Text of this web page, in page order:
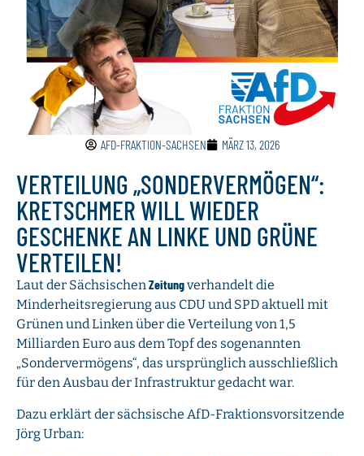
AFD-FRAKTION-SACHSEN MÄRZ 13, 2026
VERTEILUNG „SONDERVERMÖGEN“:
KRETSCHMER WILL WIEDER
GESCHENKE AN LINKE UND GRÜNE
VERTEILEN!
Laut der SächsischenZeitungverhandelt die
Minderheitsregierung aus CDU und SPD aktuell mit
Grünen und Linken über die Verteilung von 1,5
Milliarden Euro aus dem Topf des sogenannten
„Sondervermögens“, das ursprünglich ausschließlich
für den Ausbau der Infrastruktur gedacht war.
Dazu erklärt der sächsische AfD-Fraktionsvorsitzende
Jörg Urban: